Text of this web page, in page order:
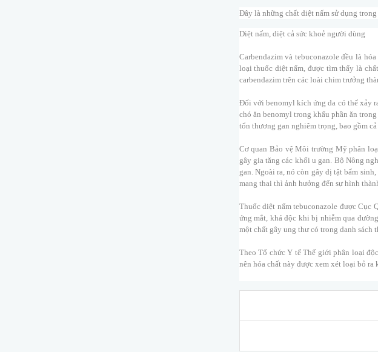
Đây là những chất diệt nấm sử dụng
Diệt nấm, diệt cả sức khoẻ người dùng
Carbendazim và tebuconazole đều là
loại thuốc diệt nấm, được tìm thấy là
carbendazim trên các loài chim trưởng
Đối với benomyl kích ứng da có thể xảy
chó ăn benomyl trong khẩu phần ăn
tổn thương gan nghiêm trọng, bao gồm
Cơ quan Bảo vệ Môi trường Mỹ phân
gây gia tăng các khối u gan. Bộ Nông
gan. Ngoài ra, nó còn gây dị tật bẩm
mang thai thì ảnh hưởng đến sự hình
Thuốc diệt nấm tebuconazole được Cục
ứng mắt, khá độc khi bị nhiễm qua
một chất gây ung thư có trong danh sách
Theo Tổ chức Y tế Thế giới phân loại
nên hóa chất này được xem xét loại bỏ